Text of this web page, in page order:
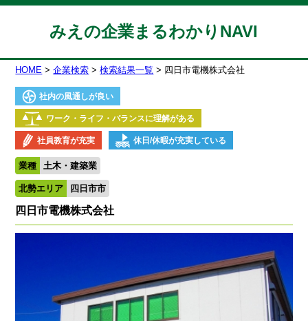
みえの企業まるわかりNAVI
HOME 企業検索 検索結果一覧 四日市電機株式会社
社内の風通しが良い
ワーク・ライフ・バランスに理解がある
社員教育が充実 休日/休暇が充実している
業種 土木・建築業
北勢エリア 四日市市
四日市電機株式会社